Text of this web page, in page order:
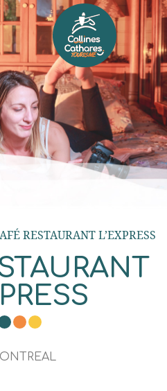
RESTAURANT L’EXPRESS